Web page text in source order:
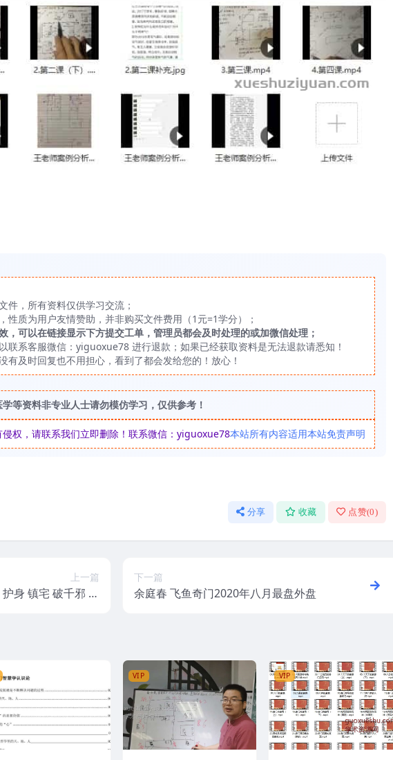
件，所有资料仅供学习交流；
性质为用户友情赞助，并非购买文件费用（1元=1学分）；
，可以在链接显示下方提交工单，管理员都会及时处理的或加微信处理；
联系客服微信：yiguoxue78 进行退款；如果已经获取资料是无法退款请悉知！
有及时回复也不用担心，看到了都会发给您的！放心！
等资料非专业人士请勿模仿学习，仅供参考！
权，请联系我们立即删除！联系微信：yiguoxue78本站所有内容适用本站免责声明
分享 收藏 点赞(0)
上一篇
身 镇宅 破千邪 延
下一篇
余庭春 飞鱼奇门2020年八月最盘外盘
VIP VIP